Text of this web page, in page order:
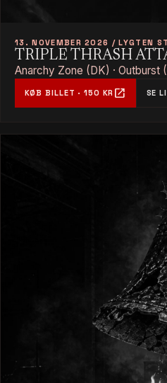
13. NOVEMBER 2026 / LYGTEN
TRIPLE THRASH
Anarchy Zone (DK) · Outburst
KØB BILLET · 150 KR open_in_new SE